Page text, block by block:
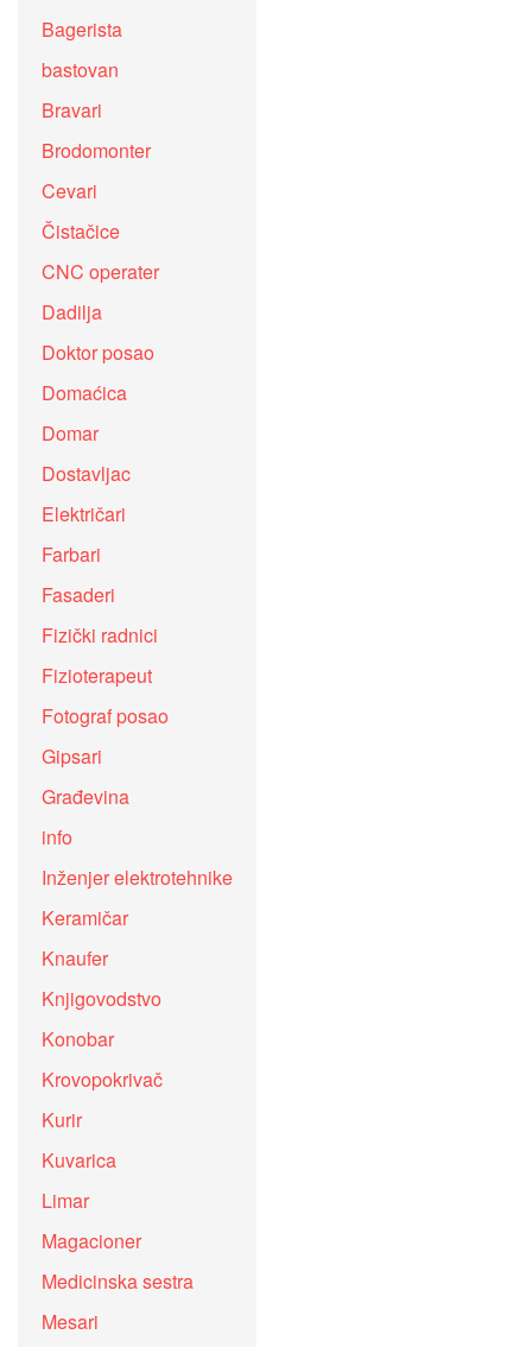
Bagerista
bastovan
Bravari
Brodomonter
Cevari
Čistačice
CNC operater
Dadilja
Doktor posao
Domaćica
Domar
Dostavljac
Električari
Farbari
Fasaderi
Fizički radnici
Fizioterapeut
Fotograf posao
Gipsari
Građevina
info
Inženjer elektrotehnike
Keramičar
Knaufer
Knjigovodstvo
Konobar
Krovopokrivač
Kurir
Kuvarica
Limar
Magacioner
Medicinska sestra
Mesari